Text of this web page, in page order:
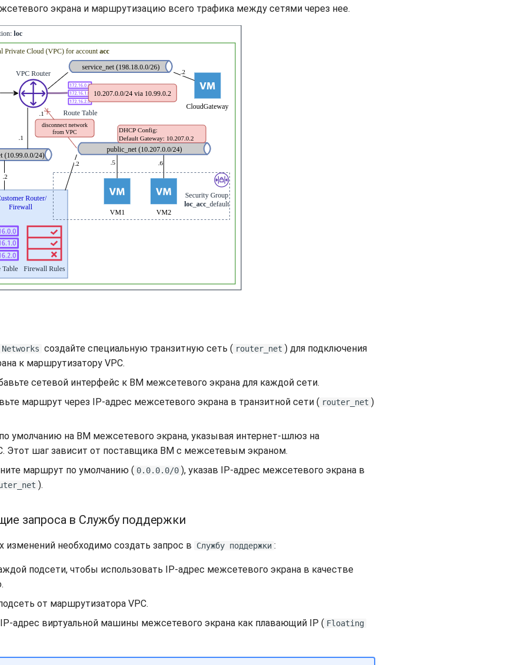
экрана и маршрутизацию всего трафика между сетями через нее.
создайте специальную транзитную сеть ( router_net ) для подключения
к маршрутизатору VPC.
сетевой интерфейс к ВМ межсетевого экрана для каждой сети.
маршрут через IP-адрес межсетевого экрана в транзитной сети ( router_net )
умолчанию на ВМ межсетевого экрана, указывая интернет-шлюз на
Этот шаг зависит от поставщика ВМ с межсетевым экраном.
маршрут по умолчанию ( 0.0.0.0/0 ), указав IP-адрес межсетевого экрана в
).
запроса в Cлужбу поддержки
необходимо создать запрос в Cлужбу поддержки :
подсети, чтобы использовать IP-адрес межсетевого экрана в качестве
от маршрутизатора VPC.
адрес виртуальной машины межсетевого экрана как плавающий IP ( Floating